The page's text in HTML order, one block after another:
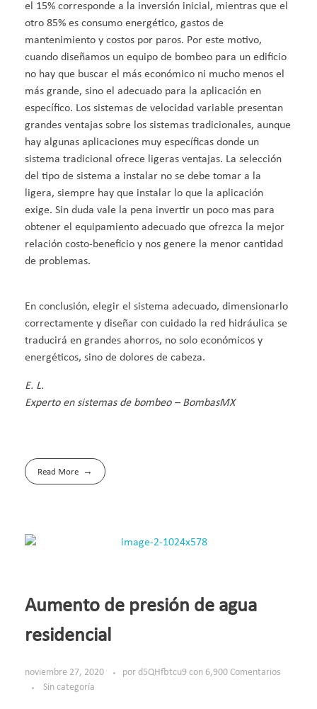
el 15% corresponde a la inversión inicial, mientras que el
otro 85% es consumo energético, gastos de
mantenimiento y costos por paros. Por este motivo,
cuando diseñamos un equipo de bombeo para un edificio
no hay que buscar el más económico ni mucho menos el
más grande, sino el adecuado para la aplicación en
específico. Los sistemas de velocidad variable presentan
grandes ventajas sobre los sistemas tradicionales, aunque
hay algunas aplicaciones muy específicas donde un
sistema tradicional ofrece ligeras ventajas. La selección
del tipo de sistema a instalar no se debe tomar a la
ligera, siempre hay que instalar lo que la aplicación
exige. Sin duda vale la pena invertir un poco mas para
obtener el equipamiento adecuado que ofrezca la mejor
relación costo-beneficio y nos genere la menor cantidad
de problemas.
En conclusión, elegir el sistema adecuado, dimensionarlo
correctamente y diseñar con cuidado la red hidráulica se
traducirá en grandes ahorros, no solo económicos y
energéticos, sino de dolores de cabeza.
E. L.
Experto en sistemas de bombeo – BombasMX
Read More
Aumento de presión de agua
residencial
noviembre 27, 2020 por d5QHfbtcu9 con 6,900 Comentarios
Sin categoría